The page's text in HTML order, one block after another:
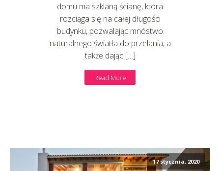
domu ma szklaną ścianę, która
rozciąga się na całej długości
budynku, pozwalając mnóstwo
naturalnego światła do przelania, a
także dając […]
Read More
17 stycznia, 2020